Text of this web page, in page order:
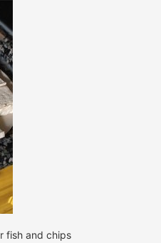
fish and chips